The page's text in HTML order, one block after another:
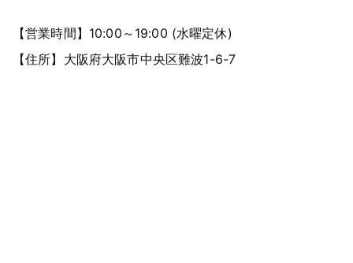
【営業時間】10:00～19:00 (水曜定休)
【住所】大阪府大阪市中央区難波1-6-7